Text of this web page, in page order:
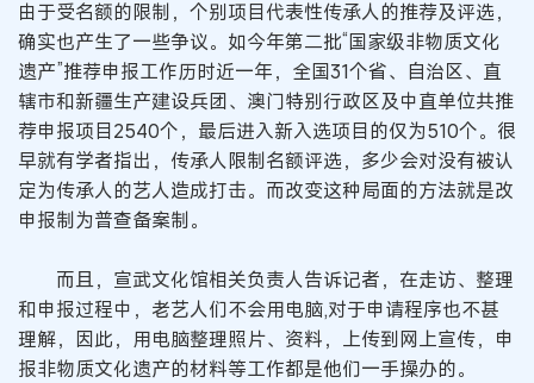
由于受名额的限制，个别项目代表性传承人的推荐及评选，
确实也产生了一些争议。如今年第二批“国家级非物质文化
遗产”推荐申报工作历时近一年，全国31个省、自治区、直
辖市和新疆生产建设兵团、澳门特别行政区及中直单位共推
荐申报项目2540个，最后进入新入选项目的仅为510个。很
早就有学者指出，传承人限制名额评选，多少会对没有被认
定为传承人的艺人造成打击。而改变这种局面的方法就是改
申报制为普查备案制。
而且，宣武文化馆相关负责人告诉记者，在走访、整理
和申报过程中，老艺人们不会用电脑,对于申请程序也不甚
理解，因此，用电脑整理照片、资料，上传到网上宣传，申
报非物质文化遗产的材料等工作都是他们一手操办的。